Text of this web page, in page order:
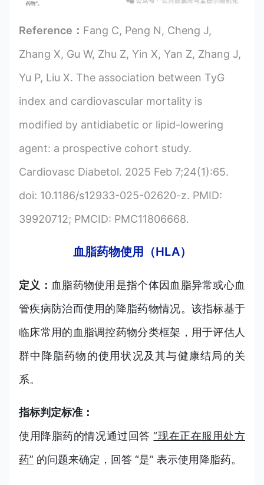
Reference： Fang C, Peng N, Cheng J,
Zhang X, Gu W, Zhu Z, Yin X, Yan Z, Zhang J,
Yu P, Liu X. The association between TyG
index and cardiovascular mortality is
modified by antidiabetic or lipid-lowering
agent: a prospective cohort study.
Cardiovasc Diabetol. 2025 Feb 7;24(1):65.
doi: 10.1186/s12933-025-02620-z. PMID:
39920712; PMCID: PMC11806668.
血脂药物使用（HLA）
定义： 血脂药物使用是指个体因血脂异常或心血
管疾病防治而使用的降脂药物情况。该指标基于
临床常用的血脂调控药物分类框架，用于评估人
群中降脂药物的使用状况及其与健康结局的关
系。
指标判定标准：
使用降脂药的情况通过回答“现在正在服用处方
药” 的问题来确定，回答 “是” 表示使用降脂药。